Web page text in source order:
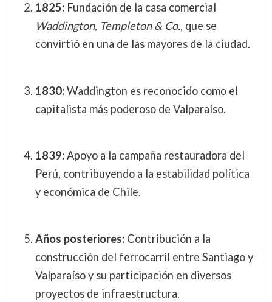
1825:Fundación de la casa comercial
Waddington, Templeton & Co., que se
convirtió en una de las mayores de la ciudad.
1830:Waddington es reconocido como el
capitalista más poderoso de Valparaíso.
1839:Apoyo a la campaña restauradora del
Perú, contribuyendo a la estabilidad política
y económica de Chile.
Años posteriores:Contribución a la
construcción del ferrocarril entre Santiago y
Valparaíso y su participación en diversos
proyectos de infraestructura.